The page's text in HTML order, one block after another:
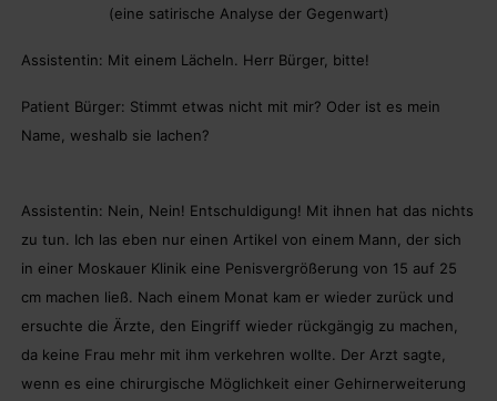
(eine satirische Analyse der Gegenwart)
Assistentin: Mit einem Lächeln. Herr Bürger, bitte!
Patient Bürger: Stimmt etwas nicht mit mir? Oder ist es mein
Name, weshalb sie lachen?
Assistentin: Nein, Nein! Entschuldigung! Mit ihnen hat das nichts
zu tun. Ich las eben nur einen Artikel von einem Mann, der sich
in einer Moskauer Klinik eine Penisvergrößerung von 15 auf 25
cm machen ließ. Nach einem Monat kam er wieder zurück und
ersuchte die Ärzte, den Eingriff wieder rückgängig zu machen,
da keine Frau mehr mit ihm verkehren wollte. Der Arzt sagte,
wenn es eine chirurgische Möglichkeit einer Gehirnerweiterung